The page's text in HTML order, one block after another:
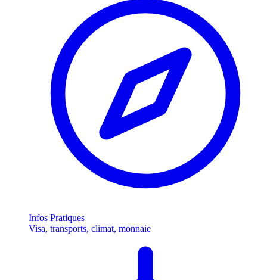
Infos Pratiques
Visa, transports, climat, monnaie